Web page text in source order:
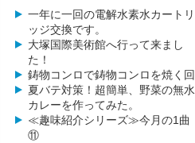
一年に一回の電解水素水カートリ
ッジ交換です。
大塚国際美術館へ行って来まし
た！
鋳物コンロで鋳物コンロを焼く回
夏バテ対策！超簡単、野菜の無水
カレーを作ってみた。
≪趣味紹介シリーズ≫今月の1曲
⑪